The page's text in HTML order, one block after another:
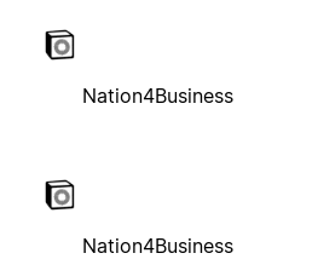
Nation4Business
Nation4Business